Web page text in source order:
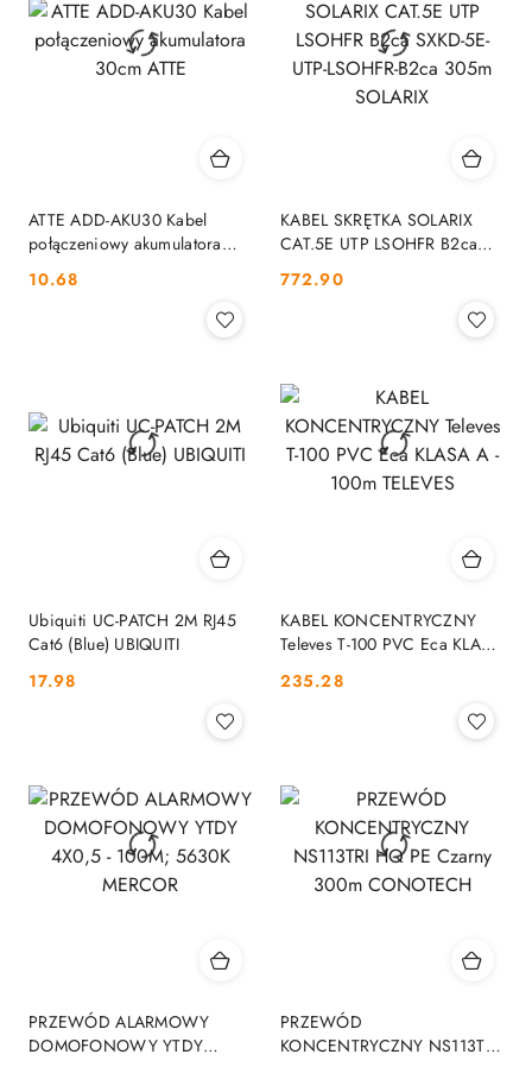
ATTE ADD-AKU30 Kabel
połączeniowy akumulatora
Cena:
10.68
KABEL SKRĘTKA SOLARIX
CAT.5E UTP LSOHFR B2ca
305m SOLARIX
Cena:
772.90
Ubiquiti UC-PATCH 2M RJ45
Cat6 (Blue) UBIQUITI
Cena:
17.98
KABEL KONCENTRYCZNY
Televes T-100 PVC Eca KLASA
Cena:
235.28
PRZEWÓD ALARMOWY
DOMOFONOWY YTDY
PRZEWÓD
KONCENTRYCZNY NS113TRI